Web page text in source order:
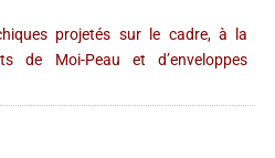
projetés sur le cadre, à la
de Moi-Peau et d’enveloppes